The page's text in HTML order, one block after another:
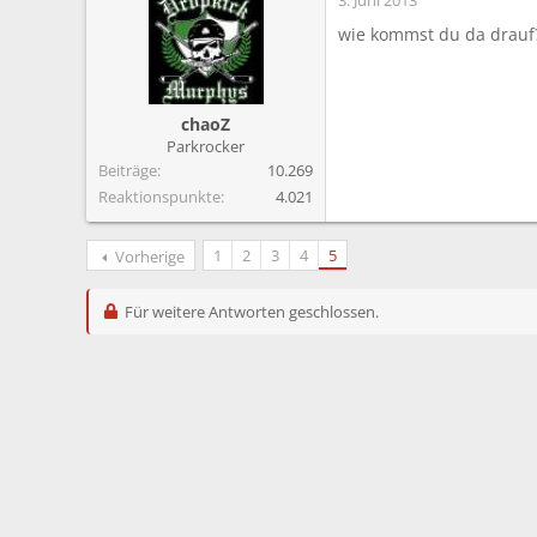
chaoZ
Parkrocker
Beiträge
10.269
Reaktionspunkte
4.021
wie kommst du da
Vorherige 1 2 3 4 5
Für weitere Antworten geschlossen.